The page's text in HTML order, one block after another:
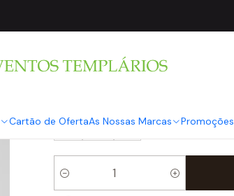
Cartão de OfertaAs Nossas Marcas Promoções
|
S M L
Quantité